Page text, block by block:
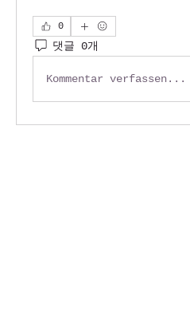
0
댓글 0개
Kommentar verfassen...